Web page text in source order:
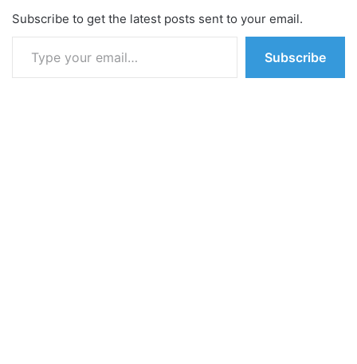
Subscribe to get the latest posts sent to your email.
Type your email…
Subscribe